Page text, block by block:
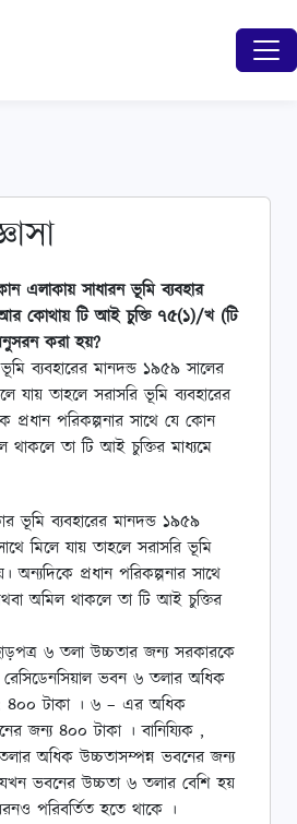
এলাকায় সাধারন ভূমি ব্যবহার
কোথায় টি আই চুক্তি ৭৫(১)/খ (টি
করা হয়?
ব্যবহারের মানদন্ড ১৯৫৯ সালের
যায় তাহলে সরাসরি ভূমি ব্যবহারের
প্রধান পরিকল্পনার সাথে যে কোন
থাকলে তা টি আই চুক্তির মাধ্যমে
ভূমি ব্যবহারের মানদন্ড ১৯৫৯
মিলে যায় তাহলে সরাসরি ভূমি
অন্যদিকে প্রধান পরিকল্পনার সাথে
অমিল থাকলে তা টি আই চুক্তির
৬ তলা উচ্চতার জন্য সরকারকে
ভবন ৬ তলার অধিক
৪০০ টাকা । ৬ – এর অধিক
জন্য ৪০০ টাকা । বানিয্যিক ,
অধিক উচ্চতাসম্পন্ন ভবনের জন্য
ভবনের উচ্চতা ৬ তলার বেশি হয়
পরিবর্তিত হতে থাকে ।